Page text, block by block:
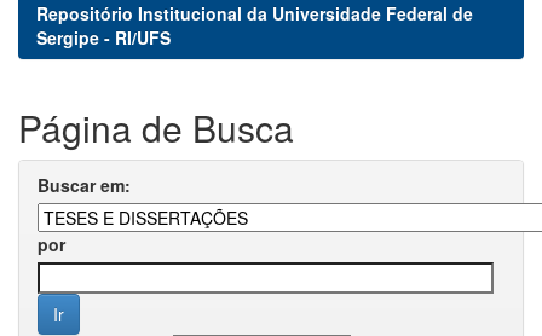
Repositório Institucional da Universidade Federal de
Sergipe - RI/UFS
Página de Busca
Buscar em:
por